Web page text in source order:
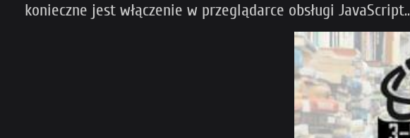
konieczne jest włączenie w przeglądarce obsługi JavaScript.